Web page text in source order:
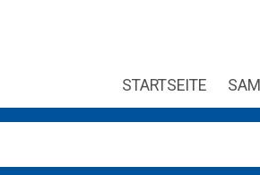
STARTSEITE